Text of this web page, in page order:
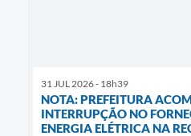
31 JUL 2026 - 18h39
NOTA: PREFEITURA
INTERRUPÇÃO NO
ENERGIA ELÉTRICA NA